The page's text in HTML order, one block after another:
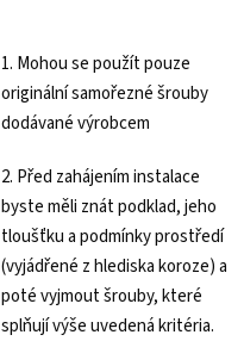
1. Mohou se použít pouze
originální samořezné šrouby
dodávané výrobcem
2. Před zahájením instalace
byste měli znát podklad, jeho
tloušťku a podmínky prostředí
(vyjádřené z hlediska koroze) a
poté vyjmout šrouby, které
splňují výše uvedená kritéria.